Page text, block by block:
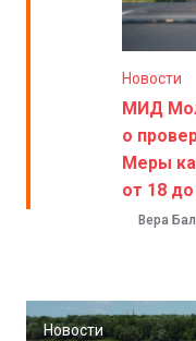
Новости
МИД
о
Меры
от 18
Вера
Новости